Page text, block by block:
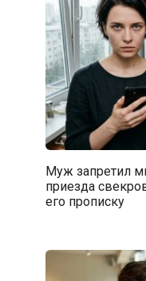
Муж запретил
приезда
его прописку